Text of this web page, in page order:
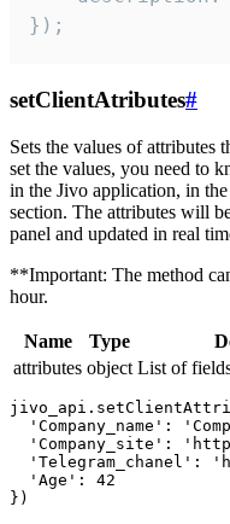
});
setClientAtributes#
Sets the values ​​of attributes
set the values, you need to
in the Jivo application, in
section. The attributes will
panel and updated in real
**Important: The method
hour.
Name Type
attributes object List of
'Company_name':
'Company_site':
'Telegram_chanel':
  'Age': 42